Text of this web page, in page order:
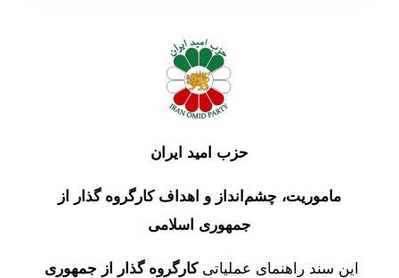
حزب امید ایران
ماموریت، چشم‌انداز و اهداف کارگروه گذار از
جمهوری اسلامی
این سند راهنمای عملیاتیکارگروه گذار از جمهوری